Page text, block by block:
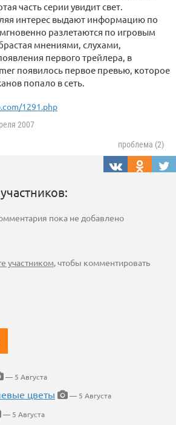
часть серии увидит свет.
интерес выдают информацию по
разлетаются по игровым
мнениями, слухами,
первого трейлера, в
появилось первое превью, которое
попало в сеть.
1291.php
2007
проблема (2)
пока не добавлено
участником, чтобы комментировать
— 5 Августа
цветы
— 5 Августа
— 5 Августа